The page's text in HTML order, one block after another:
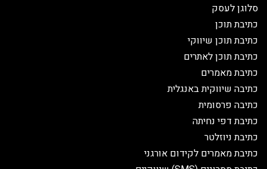
סלוגן לעסק
כתיבת תוכן
כתיבת תוכן שיווקי
כתיבת תוכן לאתרים
כתיבת מאמרים
כתיבה שיווקית באנגלית
כתיבה פרסומית
כתיבת דפי נחיתה
כתיבת ניוזלטר
כתיבת מאמרים לקידום אורגני